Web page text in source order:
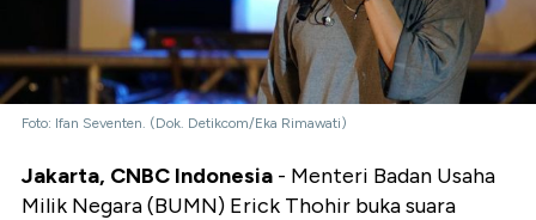
Foto: Ifan Seventen. (Dok. Detikcom/Eka Rimawati)
Jakarta, CNBC Indonesia - Menteri Badan Usaha
Milik Negara (BUMN) Erick Thohir buka suara